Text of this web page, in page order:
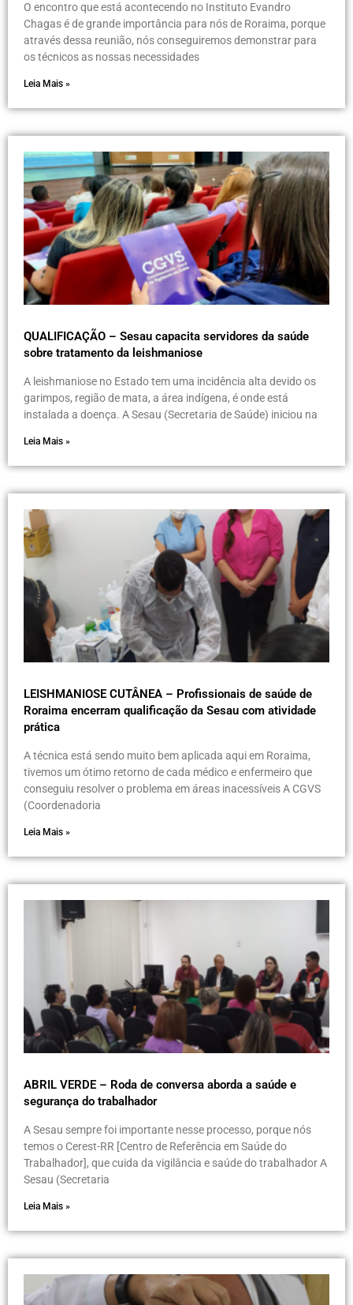
O encontro que está acontecendo no Instituto Evandro
Chagas é de grande importância para nós de Roraima, porque
através dessa reunião, nós conseguiremos demonstrar para
os técnicos as nossas necessidades
Leia Mais »
QUALIFICAÇÃO – Sesau capacita servidores da saúde
sobre tratamento da leishmaniose
A leishmaniose no Estado tem uma incidência alta devido os
garimpos, região de mata, a área indígena, é onde está
instalada a doença. A Sesau (Secretaria de Saúde) iniciou na
Leia Mais »
LEISHMANIOSE CUTÂNEA – Profissionais de saúde de
Roraima encerram qualificação da Sesau com atividade
prática
A técnica está sendo muito bem aplicada aqui em Roraima,
tivemos um ótimo retorno de cada médico e enfermeiro que
conseguiu resolver o problema em áreas inacessíveis A CGVS
(Coordenadoria
Leia Mais »
ABRIL VERDE – Roda de conversa aborda a saúde e
segurança do trabalhador
A Sesau sempre foi importante nesse processo, porque nós
temos o Cerest-RR [Centro de Referência em Saúde do
Trabalhador], que cuida da vigilância e saúde do trabalhador A
Sesau (Secretaria
Leia Mais »